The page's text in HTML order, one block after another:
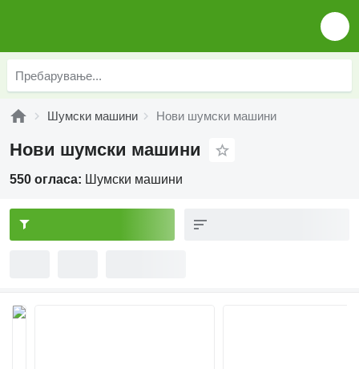
Шумски машини Нови шумски машини
Нови шумски машини
550 огласа: Шумски машини